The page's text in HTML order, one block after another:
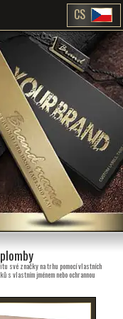
CS
své značky na trhu pomocí vlastních
s vlastním jménem nebo ochrannou